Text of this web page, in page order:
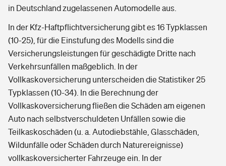
in Deutschland zugelassenen Automodelle aus.
In der Kfz-Haftpflichtversicherung gibt es 16 Typklassen
(10-25), für die Einstufung des Modells sind die
Versicherungsleistungen für geschädigte Dritte nach
Verkehrsunfällen maßgeblich. In der
Vollkaskoversicherung unterscheiden die Statistiker 25
Typklassen (10-34). In die Berechnung der
Vollkaskoversicherung fließen die Schäden am eigenen
Auto nach selbstverschuldeten Unfällen sowie die
Teilkaskoschäden (u. a. Autodiebstähle, Glasschäden,
Wildunfälle oder Schäden durch Naturereignisse)
vollkaskoversicherter Fahrzeuge ein. In der